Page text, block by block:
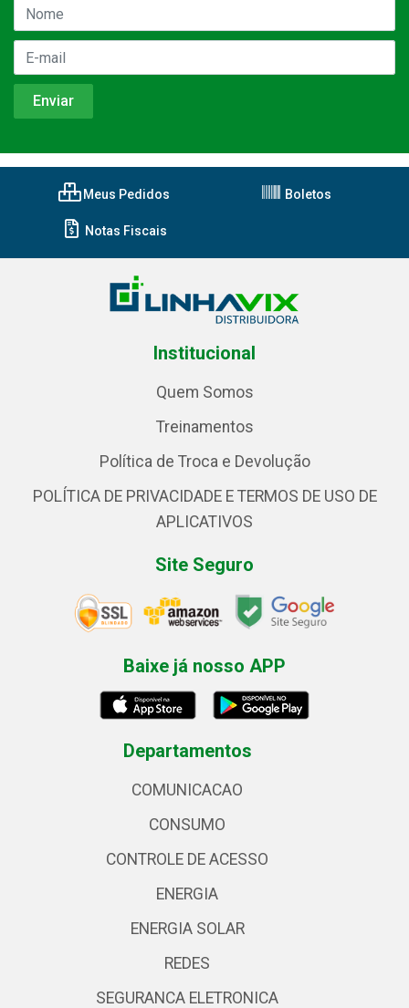
Meus Pedidos Boletos
Notas Fiscais
Institucional
Quem Somos
Treinamentos
Política de Troca e Devolução
POLÍTICA DE PRIVACIDADE E TERMOS DE USO DE
APLICATIVOS
Site Seguro
Baixe já nosso APP
Departamentos
COMUNICACAO
CONSUMO
CONTROLE DE ACESSO
ENERGIA
ENERGIA SOLAR
REDES
SEGURANCA ELETRONICA